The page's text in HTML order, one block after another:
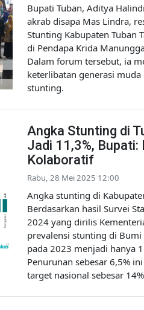
Bupati Tuban, Aditya
akrab disapa Mas Lindra,
Stunting Kabupaten Tuban
di Pendapa Krida
Dalam forum tersebut, ia
keterlibatan generasi
stunting.
Angka Stunting di
Jadi 11,3%, Bupati:
Kolaboratif
Rabu, 28 Mei 2025 12:00
Angka stunting di
Berdasarkan hasil Survei
2024 yang dirilis
prevalensi stunting di
pada 2023 menjadi hanya
Penurunan sebesar 6,5%
target nasional sebesar